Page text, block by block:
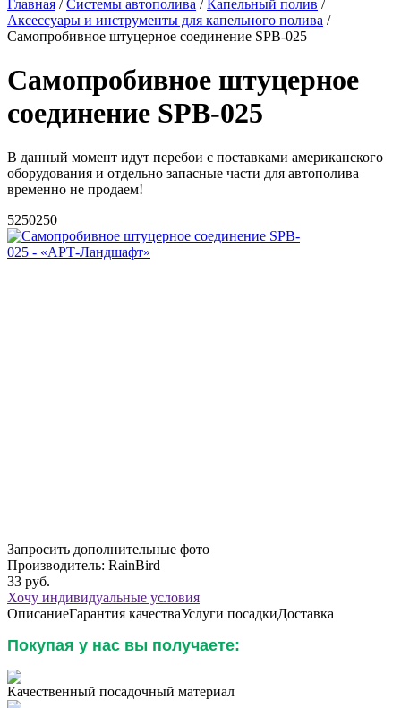
Главная /Системы автополива /Капельный полив /
Аксессуары и инструменты для капельного полива /
Самопробивное штуцерное соединение SPB-025
Самопробивное штуцерное
соединение SPB-025
В данный момент идут перебои с поставками американского
оборудования и отдельно запасные части для автополива
временно не продаем!
5250250
Запросить дополнительные фото
Производитель: RainBird
33 руб.
Хочу индивидуальные условия
ОписаниеГарантия качестваУслуги посадкиДоставка
Покупая у нас вы получаете:
Качественный посадочный материал